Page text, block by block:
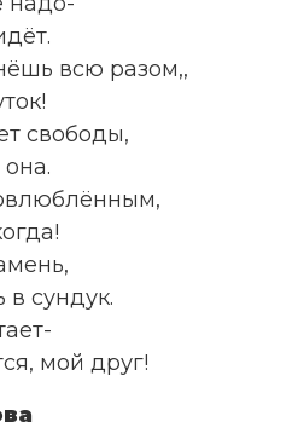
всю разом,,
свободы,
сундук.
мой друг!